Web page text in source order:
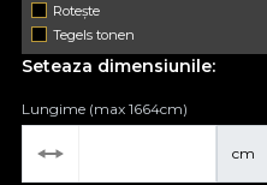
Rotește
Tegels tonen
Seteaza dimensiunile:
cm
Lungime (max 1664cm)